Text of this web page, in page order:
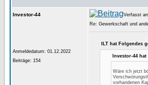
Investor-44
Anmeldedatum: 01.12.2022
Beiträge: 154
Verfasst
Re: Gewerkschaft und
ILT hat Folgendes
Investor-44
Wäre ich jetzt
vorhandenen